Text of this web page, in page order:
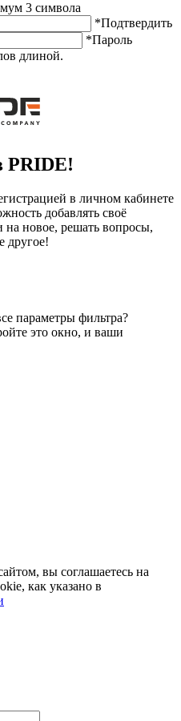
3 символа
*Подтвердить
*Пароль
длиной.
PRIDE!
в личном кабинете
добавлять своё
на новое, решать вопросы,
другое!
параметры фильтра?
это окно, и ваши
вы соглашаетесь на
как указано в